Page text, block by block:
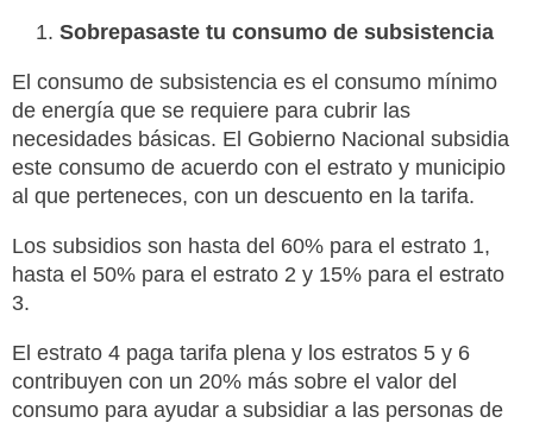
Sobrepasaste tu consumo de subsistencia
El consumo de subsistencia es el consumo mínimo
de energía que se requiere para cubrir las
necesidades básicas. El Gobierno Nacional subsidia
este consumo de acuerdo con el estrato y municipio
al que perteneces, con un descuento en la tarifa.
Los subsidios son hasta del 60% para el estrato 1,
hasta el 50% para el estrato 2 y 15% para el estrato
3.
El estrato 4 paga tarifa plena y los estratos 5 y 6
contribuyen con un 20% más sobre el valor del
consumo para ayudar a subsidiar a las personas de